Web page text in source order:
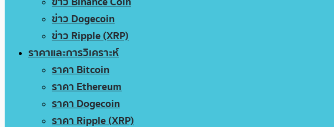
ข่าว Dogecoin
ข่าว Ripple (XRP)
ราคาและการวิเคราะห์
ราคา Bitcoin
ราคา Ethereum
ราคา Dogecoin
ราคา Ripple (XRP)